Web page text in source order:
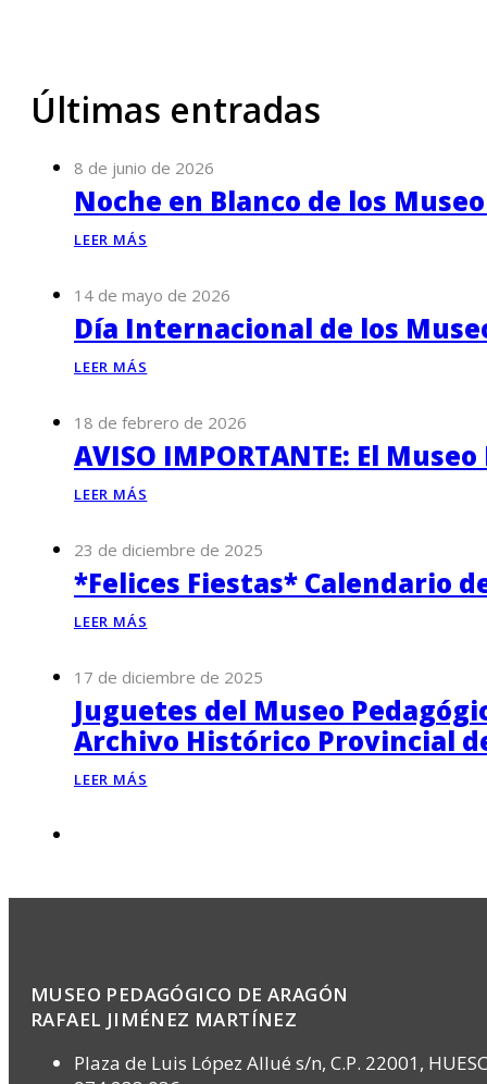
Últimas entradas
8 de junio de 2026
Noche en Blanco de los
LEER MÁS
14 de mayo de 2026
Día Internacional de los
LEER MÁS
18 de febrero de 2026
AVISO IMPORTANTE: El
LEER MÁS
23 de diciembre de 2025
*Felices Fiestas* Calendario
LEER MÁS
17 de diciembre de 2025
Juguetes del Museo
Archivo Histórico Provincial
LEER MÁS
MUSEO PEDAGÓGICO DE ARAGÓN
RAFAEL JIMÉNEZ MARTÍNEZ
Plaza de Luis López Allué s/n, C.P. 22001,